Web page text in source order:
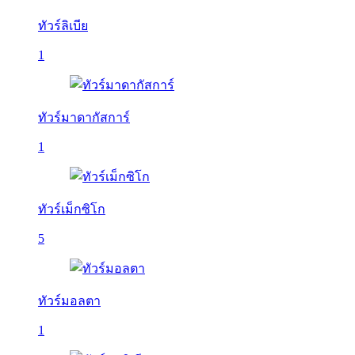
ทัวร์ลิเบีย
1
ทัวร์มาดากัสการ์
1
ทัวร์เม็กซิโก
5
ทัวร์มอลตา
1